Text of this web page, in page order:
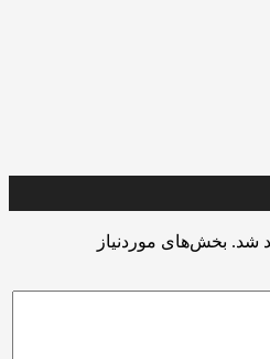
شد. بخش‌های موردنیاز